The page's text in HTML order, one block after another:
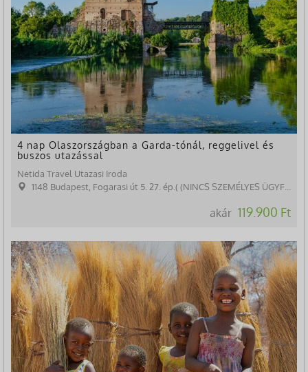
4 nap Olaszországban a Garda-tónál, reggelivel és
buszos utazással
Netida Travel Utazasi Iroda
1148 Budapest, Fogarasi út 5. 27. ép.( (NINCS SZEMÉLYES ÜGYFÉLFOGADÁS)
akár 119.900 Ft